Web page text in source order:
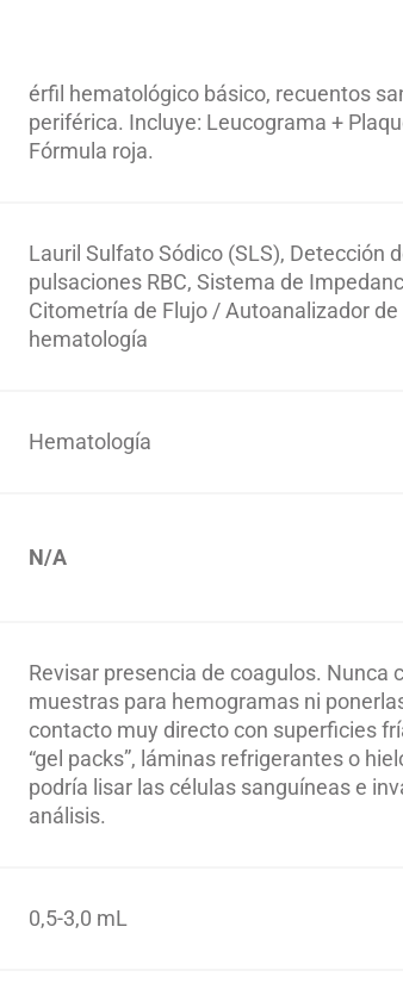
érfil hematológico básico, recuentos
periférica. Incluye: Leucograma +
Fórmula roja.
Lauril Sulfato Sódico (SLS), Detección
pulsaciones RBC, Sistema de
Citometría de Flujo / Autoanalizador de
hematología
Hematología
N/A
Revisar presencia de coagulos. Nunca
muestras para hemogramas ni
contacto muy directo con superficies
“gel packs”, láminas refrigerantes o
podría lisar las células sanguíneas e
análisis.
0,5-3,0 mL